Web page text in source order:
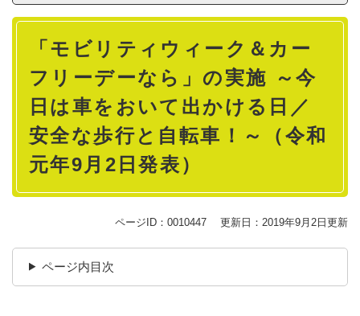
本
「モビリティウィーク＆カー
フリーデーなら」の実施 ～今
日は車をおいて出かける日／
安全な歩行と自転車！～（令和
元年9月2日発表）
ページID：0010447 更新日：2019年9月2日更新
ページ内目次